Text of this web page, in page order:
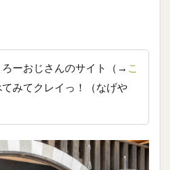
ーおじさんのサイト（→ こ
てみてクレイっ！（なげや